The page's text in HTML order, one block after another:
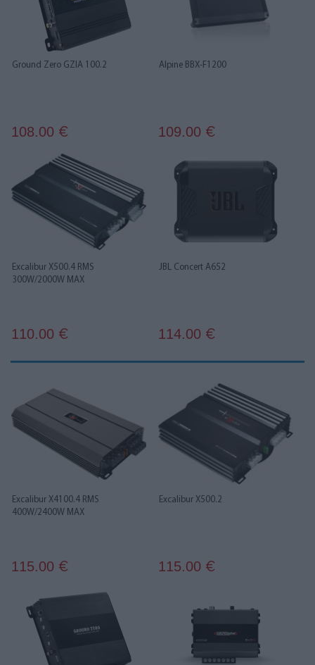
Ground Zero GZIA 100.2
108.00 €
Alpine BBX-F1200
109.00 €
Excalibur X500.4 RMS
300W/2000W MAX
110.00 €
JBL Concert A652
114.00 €
Excalibur X4100.4 RMS
400W/2400W MAX
115.00 €
Excalibur X500.2
115.00 €